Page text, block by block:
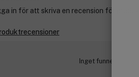
in för att skriva en recension för
Inget funnet